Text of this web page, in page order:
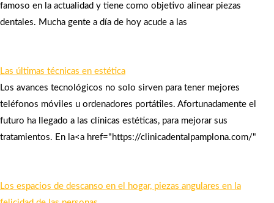
famoso en la actualidad y tiene como objetivo alinear piezas
dentales. Mucha gente a día de hoy acude a las
Las últimas técnicas en estética
Los avances tecnológicos no solo sirven para tener mejores
teléfonos móviles u ordenadores portátiles. Afortunadamente el
futuro ha llegado a las clínicas estéticas, para mejorar sus
tratamientos. En la<a href="https://clinicadentalpamplona.com/"
Los espacios de descanso en el hogar, piezas angulares en la